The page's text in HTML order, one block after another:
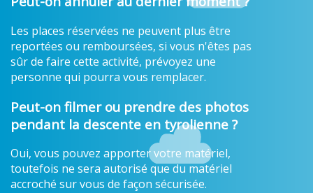
Les places réservées ne peuvent plus être
reportées ou remboursées, si vous n'êtes pas
sûr de faire cette activité, prévoyez une
personne qui pourra vous remplacer.
Peut-on filmer ou prendre des photos
pendant la descente en tyrolienne ?
Oui, vous pouvez apporter votre matériel,
toutefois ne sera autorisé que du matériel
accroché sur vous de façon sécurisée.